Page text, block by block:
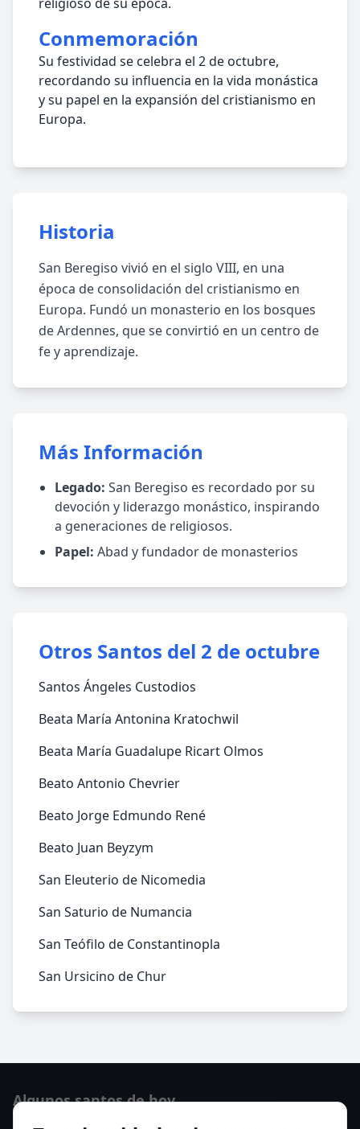
Conmemoración
Su festividad se celebra el 2 de octubre,
recordando su influencia en la vida monástica
y su papel en la expansión del cristianismo en
Europa.
Historia
San Beregiso vivió en el siglo VIII, en una
época de consolidación del cristianismo en
Europa. Fundó un monasterio en los bosques
de Ardennes, que se convirtió en un centro de
fe y aprendizaje.
Más Información
Legado: San Beregiso es recordado por su
devoción y liderazgo monástico, inspirando
a generaciones de religiosos.
Papel: Abad y fundador de monasterios
Otros Santos del 2 de octubre
Santos Ángeles Custodios
Beata María Antonina Kratochwil
Beata María Guadalupe Ricart Olmos
Beato Antonio Chevrier
Beato Jorge Edmundo René
Beato Juan Beyzym
San Eleuterio de Nicomedia
San Saturio de Numancia
San Teófilo de Constantinopla
San Ursicino de Chur
Algunos santos de hoy